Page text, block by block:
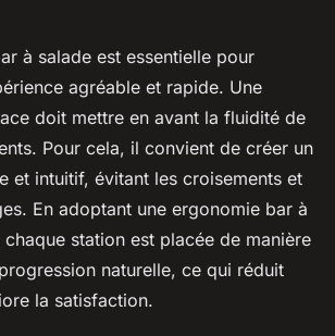
à salade est essentielle pour
agréable et rapide. Une
doit mettre en avant la fluidité de
Pour cela, il convient de créer un
et intuitif, évitant les croisements et
En adoptant une ergonomie bar à
station est placée de manière
naturelle, ce qui réduit
la satisfaction.